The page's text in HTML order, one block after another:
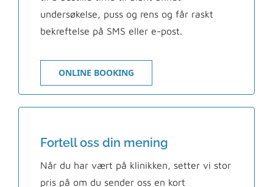
undersøkelse, puss og rens og får raskt
bekreftelse på SMS eller e-post.
ONLINE BOOKING
Fortell oss din mening
Når du har vært på klinikken, setter vi stor
pris på om du sender oss en kort